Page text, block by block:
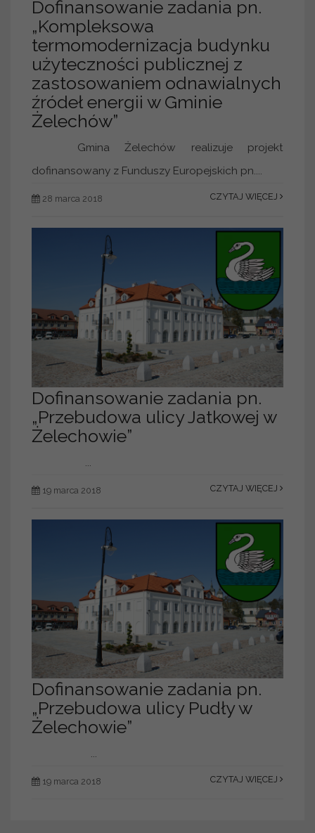
Dofinansowanie zadania pn.
„Kompleksowa
termomodernizacja budynku
użyteczności publicznej z
zastosowaniem odnawialnych
źródeł energii w Gminie
Żelechów”
Gmina Żelechów realizuje projekt
dofinansowany z Funduszy Europejskich pn....
28 marca 2018 CZYTAJ WIĘCEJ
Dofinansowanie zadania pn.
„Przebudowa ulicy Jatkowej w
Żelechowie”
19 marca 2018 CZYTAJ WIĘCEJ
Dofinansowanie zadania pn.
„Przebudowa ulicy Pudły w
Żelechowie”
...
19 marca 2018 CZYTAJ WIĘCEJ